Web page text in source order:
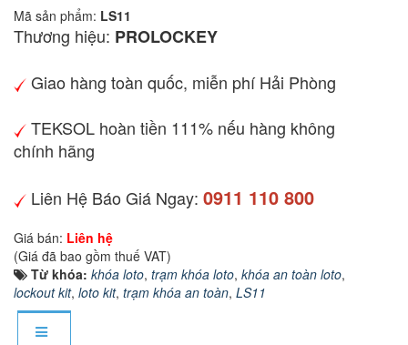
Mã sản phẩm: LS11
Thương hiệu: PROLOCKEY
Giao hàng toàn quốc, miễn phí Hải Phòng
TEKSOL hoàn tiền 111% nếu hàng không
chính hãng
Liên Hệ Báo Giá Ngay: 0911 110 800
Giá bán: Liên hệ
(Giá đã bao gồm thuế VAT)
Từ khóa: khóa loto, trạm khóa loto, khóa an toàn loto,
lockout kit, loto kit, trạm khóa an toàn, LS11